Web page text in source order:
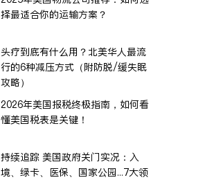
择最适合你的运输方案？
头疗到底有什么用？北美华人最流
行的6种减压方式（附防脱/缓失眠
攻略）
2026年美国报税终极指南，如何看
懂美国税表是关键！
持续追踪 美国政府关门实况：入
境、绿卡、医保、国家公园...7大领